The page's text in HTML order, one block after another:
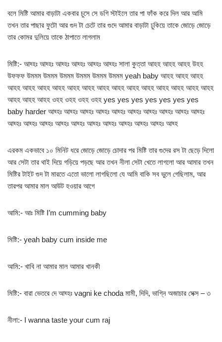
বলে মিষ্টি আমার বাড়াটা একবার চুসে সে ডগি স্টাইলে তার পা ফাঁক করে দিল আর আমি
তখন তার পাছার ফুটো আর গুদ টা চেটে তার গুদে আমার বাড়াটা ঢুকিয়ে তাকে জোড়ে জোড়ে
তার কোমর দুলিয়ে তাকে ঠাপাতে লাগলাম
মিষ্টি:- আহ্হঃ আহ্হঃ আহ্হঃ আহ্হঃ আহ্হঃ আহ্হঃ সালা কুত্তা আহহ আহহ আহহ উহহ
উফফফ উমমম উমমম উমমম উমমম উমমম উমমম yeah baby আহহ আহহ আহহ
আহহ আহহ আহহ আহহ আহহ আহহ আহহ আহহ আহহ আহহ আহহ আহহ আহহ আহহ
আহহ আহহ আহহ ওহহ ওহহ ওহহ ওহহ yes yes yes yes yes yes yes
baby harder আহ্হঃ আহ্হঃ আহ্হঃ আহ্হঃ আহ্হঃ আহ্হঃ আহ্হঃ আহ্হঃ আহ্হঃ আহ্হঃ
আহ্হঃ আহ্হঃ আহ্হঃ আহ্হঃ আহ্হঃ আহ্হঃ আহ্হঃ আহ্হঃ আহ্হঃ আহ্হঃ আহ্হ
এরকম একভাবে ১০ মিনিট ধরে জোড়ে জোড়ে চোদার পর মিষ্টি তার গুদের রস টা ছেড়ে দিলো
আর সেটা তার থাই দিয়ে গড়িয়ে পড়ছে আর তখন নীলা সেটা খেতে লাগলো আর আমার তখন
মিষ্টির টাইট গুদ টা মারতে এতো ভালো লাগছিলো যে আমি বাকি সব ভুলে গেছিলাম, আর
তারপর আমার মাল আউট হওয়ার আগে
আমি:- আঃ মিষ্টি I’m cumming baby
মিষ্টি:- yeah baby cum inside me
আমি:- খাবি না আমার মাল আমার খানকী
মিষ্টি:- বারা ভেতরে দে আহ্হঃ vagni ke choda মামী, দিদি, ভাগ্নি অজাচার সেক্স – ৩
নীলা:- I wanna taste your cum raj